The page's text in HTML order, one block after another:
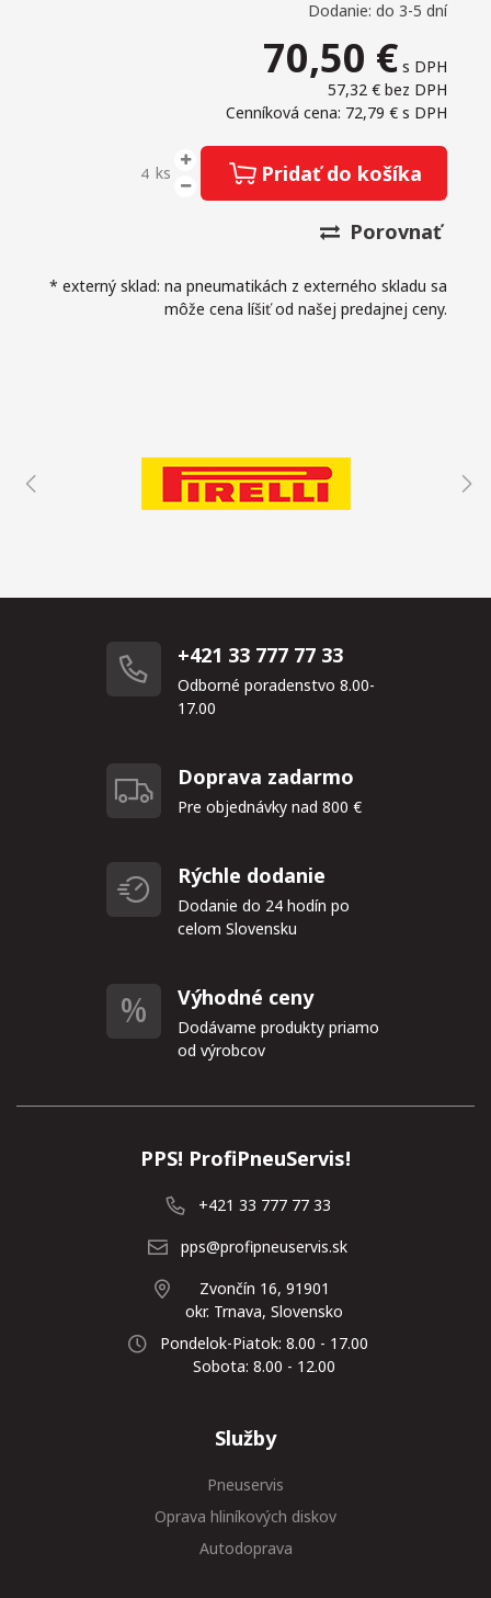
Dodanie: do 3-5 dní
70,50 € s DPH
57,32 € bez DPH
Cenníková cena: 72,79 € s DPH
ks Pridať do košíka
Porovnať
* externý sklad: na pneumatikách z externého skladu sa
môže cena líšiť od našej predajnej ceny.
+421 33 777 77 33
Odborné poradenstvo 8.00-
17.00
Doprava zadarmo
Pre objednávky nad 800 €
Rýchle dodanie
Dodanie do 24 hodín po
celom Slovensku
Výhodné ceny
Dodávame produkty priamo
od výrobcov
PPS! ProfiPneuServis!
+421 33 777 77 33
pps@profipneuservis.sk
Zvončín 16, 91901
okr. Trnava, Slovensko
Pondelok-Piatok: 8.00 - 17.00
Sobota: 8.00 - 12.00
Služby
Pneuservis
Oprava hliníkových diskov
Autodoprava